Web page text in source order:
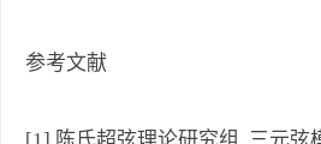
参考文献